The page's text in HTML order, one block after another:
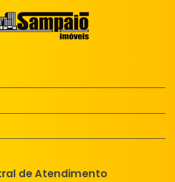
de Atendimento